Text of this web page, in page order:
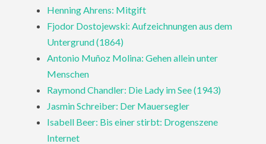
Henning Ahrens: Mitgift
Fjodor Dostojewski: Aufzeichnungen aus dem
Untergrund (1864)
Antonio Muñoz Molina: Gehen allein unter
Menschen
Raymond Chandler: Die Lady im See (1943)
Jasmin Schreiber: Der Mauersegler
Isabell Beer: Bis einer stirbt: Drogenszene
Internet